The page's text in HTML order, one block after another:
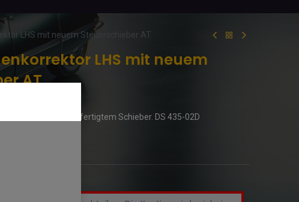
LHS mit neuem Steuerschieber AT
LHS mit neuem
AT
neu gefertigtem Schieber. DS 435-02D